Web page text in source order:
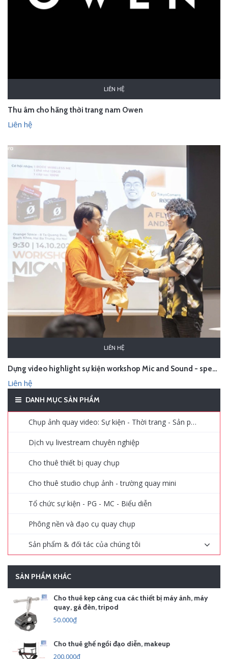
LIÊN HỆ
Thu âm cho hãng thời trang nam Owen
Liên hệ
LIÊN HỆ
Dựng video highlight sự kiện workshop Mic and Sound - speaker A Flying Andrew
Liên hệ
DANH MỤC SẢN PHẨM
Chụp ảnh quay video: Sự kiện - Thời trang - Sản phẩm - Quảng cáo
Dịch vụ livestream chuyên nghiệp
Cho thuê thiết bị quay chụp
Cho thuê studio chụp ảnh - trường quay mini
Tổ chức sự kiện - PG - MC - Biểu diễn
Phông nền và đạo cụ quay chụp
Sản phẩm & đối tác của chúng tôi
SẢN PHẨM KHÁC
Cho thuê kẹp càng cua các thiết bị máy ảnh, máy
quay, gá đèn, tripod
50.000₫
Cho thuê ghế ngồi đạo diễn, makeup
200.000₫